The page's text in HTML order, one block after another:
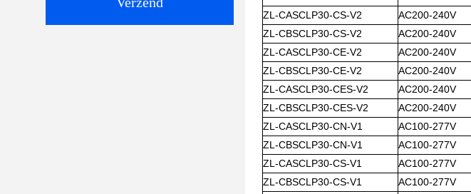
ZL-CASCLP30-CS-V2
AC200-240V
ZL-CBSCLP30-CS-V2
AC200-240V
ZL-CASCLP30-CE-V2
AC200-240V
ZL-CBSCLP30-CE-V2
AC200-240V
ZL-CASCLP30-CES-V2
AC200-240V
ZL-CBSCLP30-CES-V2
AC200-240V
ZL-CASCLP30-CN-V1
AC100-277V
ZL-CBSCLP30-CN-V1
AC100-277V
ZL-CASCLP30-CS-V1
AC100-277V
ZL-CBSCLP30-CS-V1
AC100-277V